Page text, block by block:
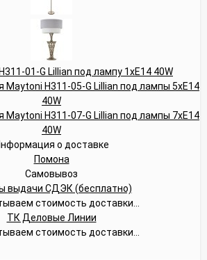
о доставке
Помона
Самовывоз
выдачи СДЭК (бесплатно)
стоимость доставки...
ТК Деловые Линии
стоимость доставки...